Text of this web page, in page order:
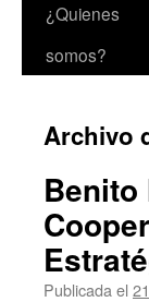
¿Quienes
somos?
Archivo
Benito
Publicada el